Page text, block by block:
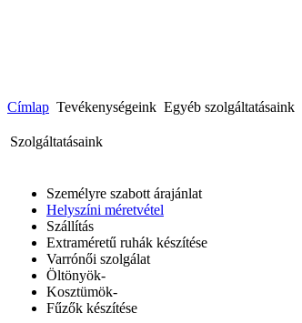
Címlap Tevékenységeink Egyéb szolgáltatásaink
Szolgáltatásaink
Személyre szabott árajánlat
Helyszíni méretvétel
Szállítás
Extraméretű ruhák készítése
Varrónői szolgálat
Öltönyök-
Kosztümök-
Fűzők készítése